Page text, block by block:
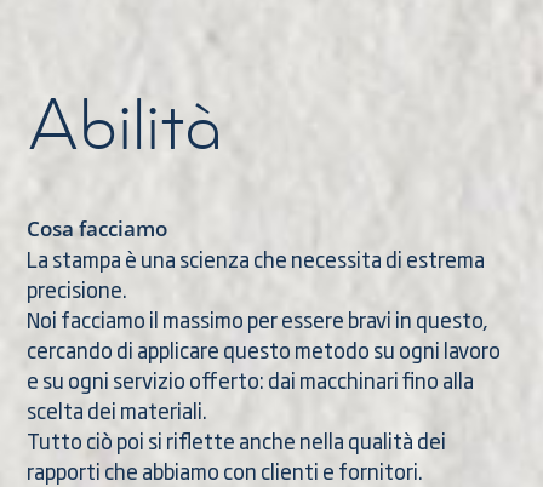
Abilità
Cosa facciamo
La stampa è una scienza che necessita di estrema
precisione.
Noi facciamo il massimo per essere bravi in questo,
cercando di applicare questo metodo su ogni lavoro
e su ogni servizio offerto: dai macchinari fino alla
scelta dei materiali.
Tutto ciò poi si riflette anche nella qualità dei
rapporti che abbiamo con clienti e fornitori.